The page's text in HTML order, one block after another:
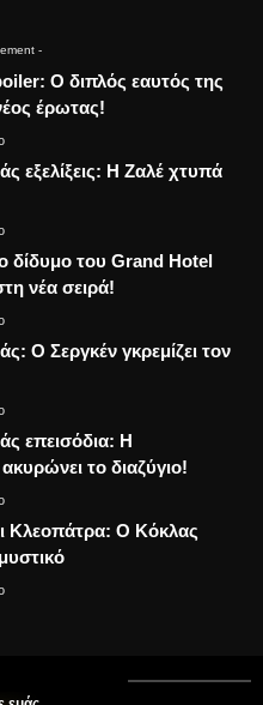
-
Ο διπλός εαυτός της
έρωτας!
εξελίξεις: Η Ζαλέ χτυπά
δίδυμο του Grand Hotel
νέα σειρά!
Ο Σεργκέν γκρεμίζει τον
επεισόδια: Η
το διαζύγιο!
Κλεοπάτρα: Ο Κόκλας